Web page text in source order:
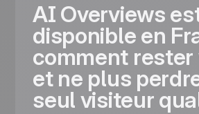
AI Overviews
disponible en
comment rester
et ne plus
seul visiteur